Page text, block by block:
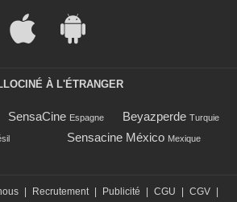
À L'ÉTRANGER
SensaCine Espagne Beyazperde Turquie
Sensacine México Mexique
Recrutement Publicité CGU CGV